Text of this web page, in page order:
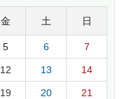
金 土 日
5 6 7
12 13 14
19 20 21